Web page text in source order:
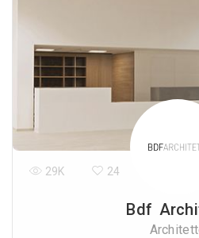
Bdf
29K 24